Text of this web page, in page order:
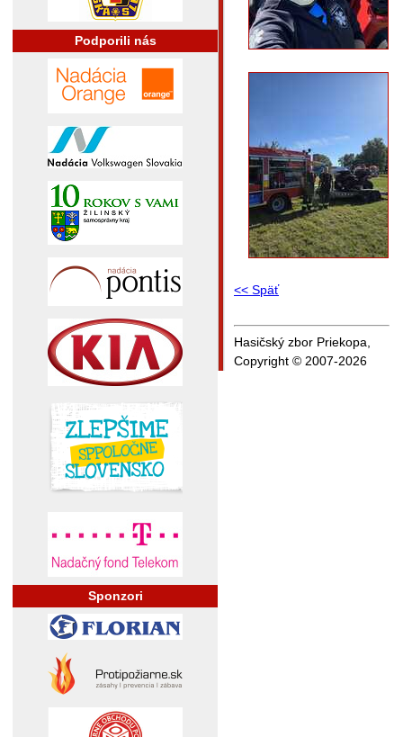
Podporili nás
Sponzori
<< Späť
Hasičský zbor Priekopa,
Copyright © 2007-2026